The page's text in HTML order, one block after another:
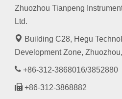
Zhuozhou Tianpeng
Ltd.
Building C28, Hegu
Development Zone,
+86-312-3868016/3852880
+86-312-3868882